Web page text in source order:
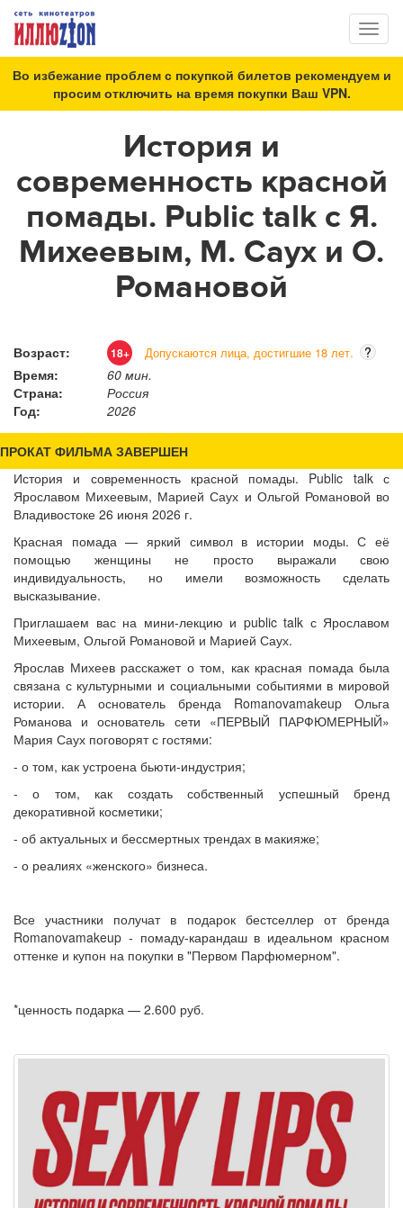
Во избежание проблем с покупкой билетов рекомендуем и
просим отключить на время покупки Ваш VPN.
История и
современность красной
помады. Public talk с Я.
Михеевым, М. Саух и О.
Романовой
Возраст: 18+ Допускаются лица, достигшие 18 лет.
?
Время:
60 мин.
Страна:
Россия
Год:
2026
ПРОКАТ ФИЛЬМА ЗАВЕРШЕН
История и современность красной помады. Public talk с
Ярославом Михеевым, Марией Саух и Ольгой Романовой во
Владивостоке 26 июня 2026 г.
Красная помада — яркий символ в истории моды. С её
помощью женщины не просто выражали свою
индивидуальность, но имели возможность сделать
высказывание.
Приглашаем вас на мини-лекцию и public talk с Ярославом
Михеевым, Ольгой Романовой и Марией Саух.
Ярослав Михеев расскажет о том, как красная помада была
связана с культурными и социальными событиями в мировой
истории. А основатель бренда Romanovamakeup Ольга
Романова и основатель сети «ПЕРВЫЙ ПАРФЮМЕРНЫЙ»
Мария Саух поговорят с гостями:
- о том, как устроена бьюти-индустрия;
- о том, как создать собственный успешный бренд
декоративной косметики;
- об актуальных и бессмертных трендах в макияже;
- о реалиях «женского» бизнеса.
Все участники получат в подарок бестселлер от бренда
Romanovamakeup - помаду-карандаш в идеальном красном
оттенке и купон на покупки в "Первом Парфюмерном".
*ценность подарка — 2.600 руб.